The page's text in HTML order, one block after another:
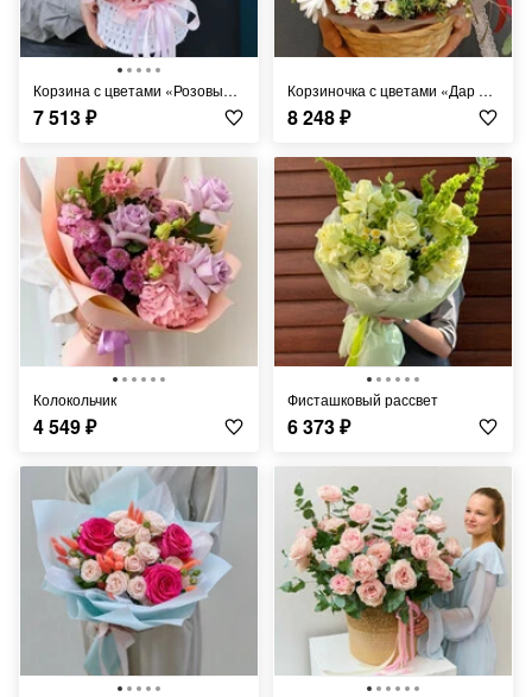
Корзина с цветами «Розовые лютики»
7 513₽
Корзиночка с цветами «Дар природы» арт. KOMP28 Наличие: В наличии Корзиночка с цветами «Дар природы»
8 248₽
Колокольчик
4 549₽
Фисташковый рассвет
6 373₽